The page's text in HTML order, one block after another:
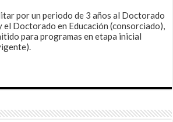
por un periodo de 3 años al Doctorado
Doctorado en Educación (consorciado),
para programas en etapa inicial